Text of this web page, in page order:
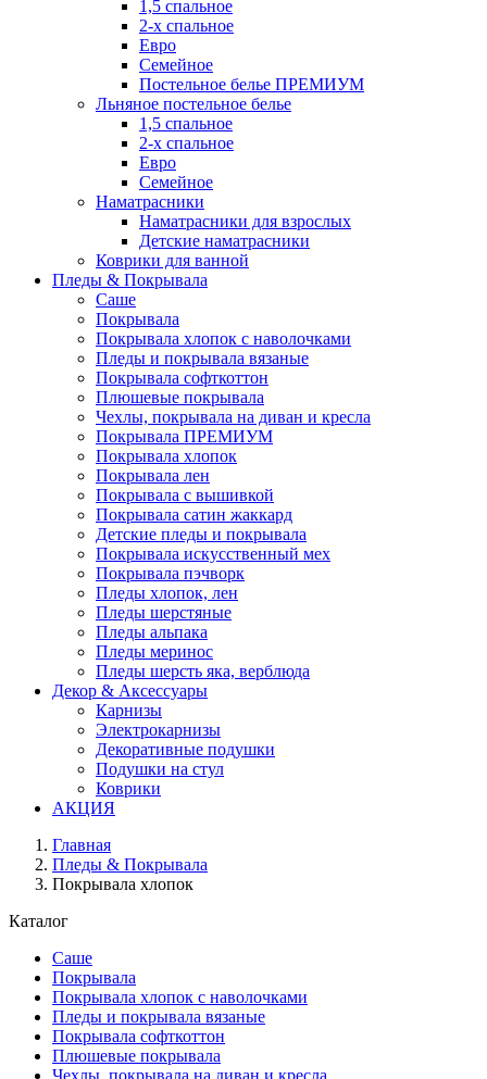
1,5 спальное
2-х спальное
Евро
Семейное
Постельное белье ПРЕМИУМ
Льняное постельное белье
1,5 спальное
2-х спальное
Евро
Семейное
Наматрасники
Наматрасники для взрослых
Детские наматрасники
Коврики для ванной
Пледы & Покрывала
Саше
Покрывала
Покрывала хлопок с наволочками
Пледы и покрывала вязаные
Покрывала софткоттон
Плюшевые покрывала
Чехлы, покрывала на диван и кресла
Покрывала ПРЕМИУМ
Покрывала хлопок
Покрывала лен
Покрывала с вышивкой
Покрывала сатин жаккард
Детские пледы и покрывала
Покрывала искусственный мех
Покрывала пэчворк
Пледы хлопок, лен
Пледы шерстяные
Пледы альпака
Пледы меринос
Пледы шерсть яка, верблюда
Декор & Аксессуары
Карнизы
Электрокарнизы
Декоративные подушки
Подушки на стул
Коврики
АКЦИЯ
Главная
Пледы & Покрывала
Покрывала хлопок
Каталог
Саше
Покрывала
Покрывала хлопок с наволочками
Пледы и покрывала вязаные
Покрывала софткоттон
Плюшевые покрывала
Чехлы, покрывала на диван и кресла